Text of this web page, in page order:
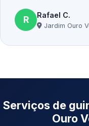
R Rafael C.
Jardim Ouro
Serviços de
Ouro